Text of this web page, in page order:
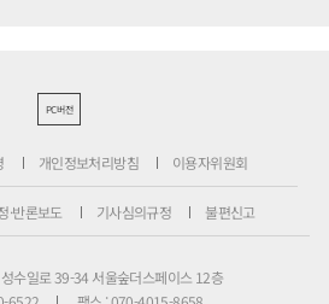
PC버전
개인정보처리방침 이용자위원회
·반론보도 기사심의규정 불편신고
수일로 39-34 서울숲더스페이스 12층